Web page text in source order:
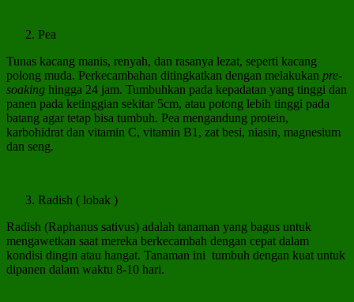
Pea
Tunas kacang manis, renyah, dan rasanya lezat, seperti kacang
polong muda. Perkecambahan ditingkatkan dengan melakukan pre-
soaking hingga 24 jam. Tumbuhkan pada kepadatan yang tinggi dan
panen pada ketinggian sekitar 5cm, atau potong lebih tinggi pada
batang agar tetap bisa tumbuh. Pea mengandung protein,
karbohidrat dan vitamin C, vitamin B1, zat besi, niasin, magnesium
dan seng.
Radish ( lobak )
Radish (Raphanus sativus) adalah tanaman yang bagus untuk
mengawetkan saat mereka berkecambah dengan cepat dalam
kondisi dingin atau hangat. Tanaman ini tumbuh dengan kuat untuk
dipanen dalam waktu 8-10 hari.